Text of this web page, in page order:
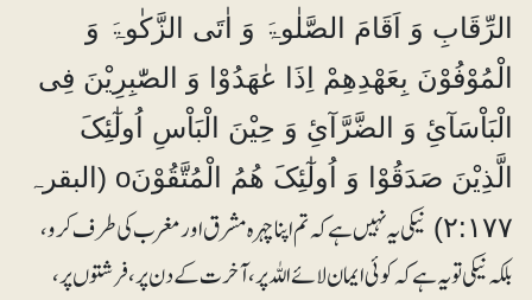
الرِّقَابِ وَ اَقَامَ الصَّلٰوۃَ وَ اٰتَی الزَّکٰوۃَ وَ
الْمُوْفُوْنَ بِعَھْدِھِمْ اِذَا عٰھَدُوْا وَ الصّٰبِرِیْنَ فِی
الْبَاْسَآئِ وَ الضَّرَّآئِ وَ حِیْنَ الْبَاْسِ اُولٰٓئِکَ
الَّذِیْنَ صَدَقُوْا وَ اُولٰٓئِکَ ھُمُ الْمُتَّقُوْنَo (البقرہ
۲:۱۷۷) نیکی یہ نہیں ہے کہ تم اپنا چہرہ مشرق اور مغرب کی طرف کرو ،
بلکہ نیکی تو یہ ہے کہ کوئی ایمان لائے اللہ پر، آخرت کے دن پر، فرشتوں پر،